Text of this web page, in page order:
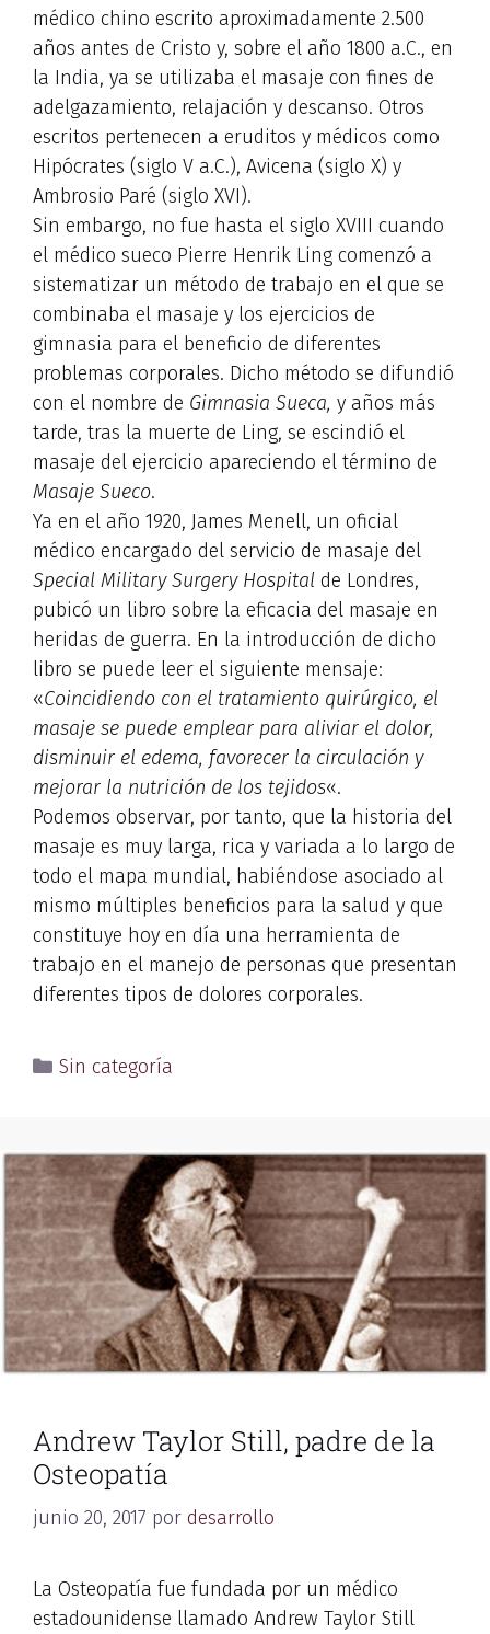
médico chino escrito aproximadamente 2.500
años antes de Cristo y, sobre el año 1800 a.C., en
la India, ya se utilizaba el masaje con fines de
adelgazamiento, relajación y descanso. Otros
escritos pertenecen a eruditos y médicos como
Hipócrates (siglo V a.C.), Avicena (siglo X) y
Ambrosio Paré (siglo XVI).
Sin embargo, no fue hasta el siglo XVIII cuando
el médico sueco Pierre Henrik Ling comenzó a
sistematizar un método de trabajo en el que se
combinaba el masaje y los ejercicios de
gimnasia para el beneficio de diferentes
problemas corporales. Dicho método se difundió
con el nombre de Gimnasia Sueca, y años más
tarde, tras la muerte de Ling, se escindió el
masaje del ejercicio apareciendo el término de
Masaje Sueco.
Ya en el año 1920, James Menell, un oficial
médico encargado del servicio de masaje del
Special Military Surgery Hospital de Londres,
pubicó un libro sobre la eficacia del masaje en
heridas de guerra. En la introducción de dicho
libro se puede leer el siguiente mensaje:
«Coincidiendo con el tratamiento quirúrgico, el
masaje se puede emplear para aliviar el dolor,
disminuir el edema, favorecer la circulación y
mejorar la nutrición de los tejidos«.
Podemos observar, por tanto, que la historia del
masaje es muy larga, rica y variada a lo largo de
todo el mapa mundial, habiéndose asociado al
mismo múltiples beneficios para la salud y que
constituye hoy en día una herramienta de
trabajo en el manejo de personas que presentan
diferentes tipos de dolores corporales.
Sin categoría
Andrew Taylor Still, padre de la
Osteopatía
junio 20, 2017 por desarrollo
La Osteopatía fue fundada por un médico
estadounidense llamado Andrew Taylor Still